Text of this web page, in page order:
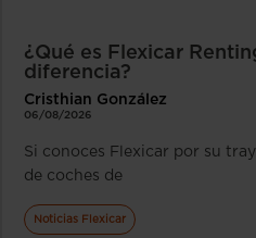
¿Qué es Flexicar
diferencia?
Cristhian González
06/08/2026
Si conoces Flexicar por su
de coches de
Noticias Flexicar